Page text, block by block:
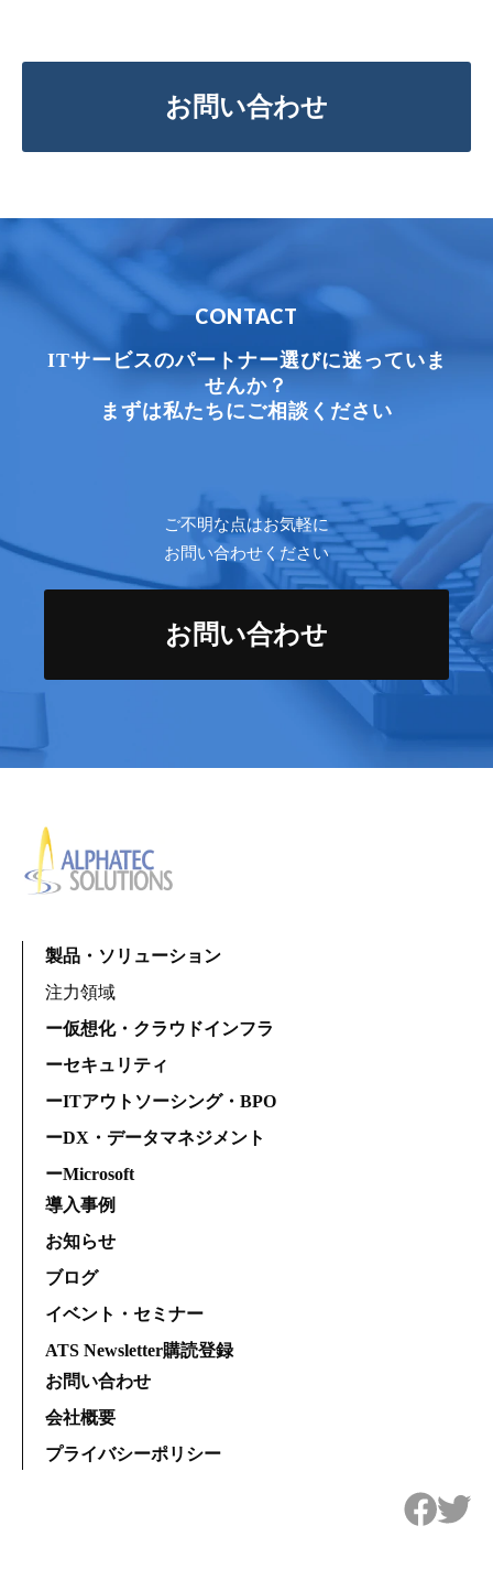
お問い合わせ
CONTACT
ITサービスのパートナー選びに迷っていま
せんか？
まずは私たちにご相談ください
ご不明な点はお気軽に
お問い合わせください
お問い合わせ
製品・ソリューション
注力領域
ー仮想化・クラウドインフラ
ーセキュリティ
ーITアウトソーシング・BPO
ーDX・データマネジメント
ーMicrosoft
導入事例
お知らせ
ブログ
イベント・セミナー
ATS Newsletter購読登録
お問い合わせ
会社概要
プライバシーポリシー